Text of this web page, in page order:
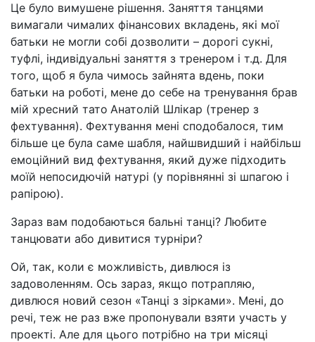
Це було вимушене рішення. Заняття танцями
вимагали чималих фінансових вкладень, які мої
батьки не могли собі дозволити – дорогі сукні,
туфлі, індивідуальні заняття з тренером і т.д. Для
того, щоб я була чимось зайнята вдень, поки
батьки на роботі, мене до себе на тренування брав
мій хресний тато Анатолій Шлікар (тренер з
фехтування). Фехтування мені сподобалося, тим
більше це була саме шабля, найшвидший і найбільш
емоційний вид фехтування, який дуже підходить
моїй непосидючій натурі (у порівнянні зі шпагою і
рапірою).
Зараз вам подобаються бальні танці? Любите
танцювати або дивитися турніри?
Ой, так, коли є можливість, дивлюся із
задоволенням. Ось зараз, якщо потрапляю,
дивлюся новий сезон «Танці з зірками». Мені, до
речі, теж не раз вже пропонували взяти участь у
проекті. Але для цього потрібно на три місяці